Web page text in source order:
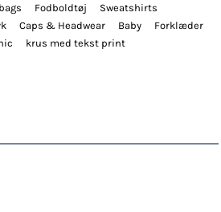
Fodboldtøj
Sweatshirts
Caps & Headwear Baby
Forklæder
krus med tekst print